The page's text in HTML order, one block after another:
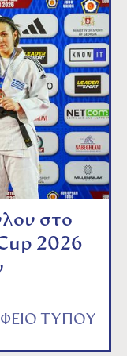
στo
2026
ΤΥΠΟΥ